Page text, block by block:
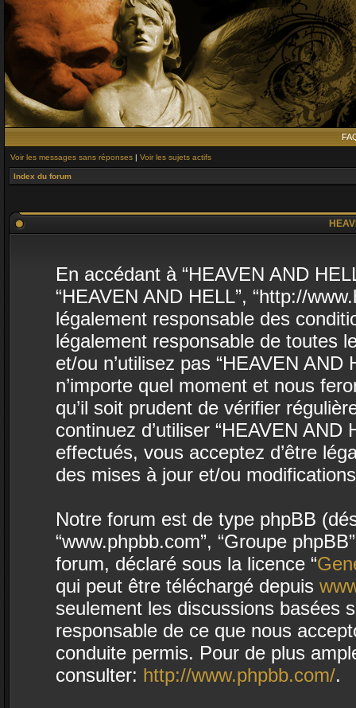
Voir les messages sans réponses | Voir les sujets actifs
Index du forum
En accédant à “HEAVEN AND
“HEAVEN AND HELL”, “http://
légalement responsable des
légalement responsable de toutes
et/ou n’utilisez pas “HEAVEN
n’importe quel moment et nous
qu’il soit prudent de vérifier
continuez d’utiliser “HEAVEN
effectués, vous acceptez d’être
des mises à jour et/ou
Notre forum est de type phpBB
“www.phpbb.com”, “Groupe
forum, déclaré sous la licence “
qui peut être téléchargé depuis
seulement les discussions basées
responsable de ce que nous
conduite permis. Pour de plus
consulter: http://www.phpbb.com/.